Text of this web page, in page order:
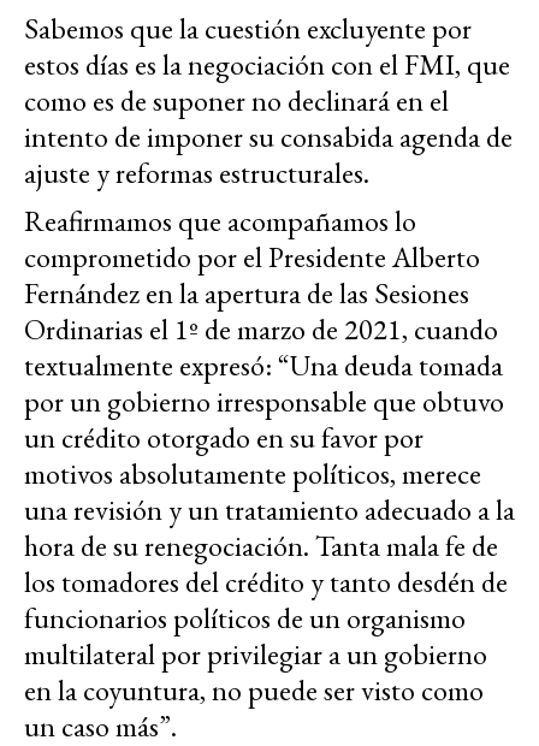
Sabemos que la cuestión excluyente por
estos días es la negociación con el FMI, que
como es de suponer no declinará en el
intento de imponer su consabida agenda de
ajuste y reformas estructurales.
Reafirmamos que acompañamos lo
comprometido por el Presidente Alberto
Fernández en la apertura de las Sesiones
Ordinarias el 1º de marzo de 2021, cuando
textualmente expresó: “Una deuda tomada
por un gobierno irresponsable que obtuvo
un crédito otorgado en su favor por
motivos absolutamente políticos, merece
una revisión y un tratamiento adecuado a la
hora de su renegociación. Tanta mala fe de
los tomadores del crédito y tanto desdén de
funcionarios políticos de un organismo
multilateral por privilegiar a un gobierno
en la coyuntura, no puede ser visto como
un caso más”.